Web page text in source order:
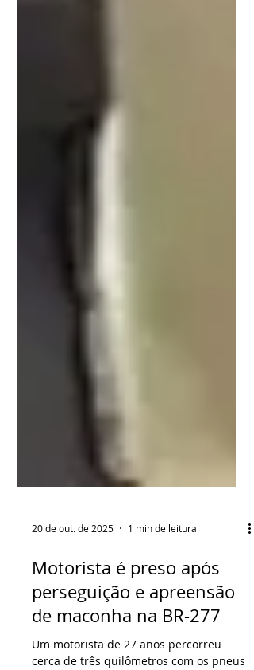
20 de out. de 2025 1 min de leitura
Motorista é preso após
perseguição e apreensão
de maconha na BR-277